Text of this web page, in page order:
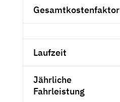
Gesamtkostenfaktor
Laufzeit
Jährliche
Fahrleistung